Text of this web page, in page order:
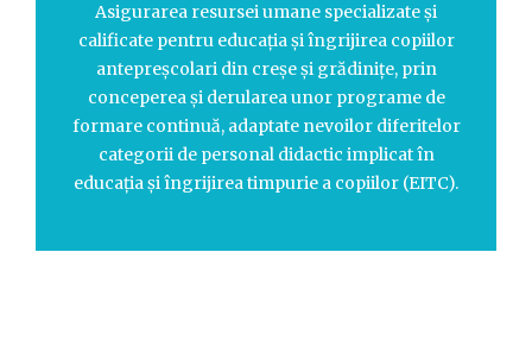
Asigurarea resursei umane specializate și
calificate pentru educația și îngrijirea copiilor
antepreșcolari din creșe și grădinițe, prin
conceperea și derularea unor programe de
formare continuă, adaptate nevoilor diferitelor
categorii de personal didactic implicat în
educația și îngrijirea timpurie a copiilor (EITC).